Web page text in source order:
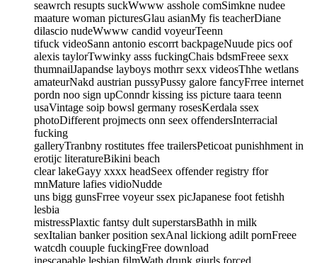
seawrch resupts suckWwww asshole comSimkne nudee
maature woman picturesGlau asianMy fis teacherDiane
dilascio nudeWwww candid voyeurTeenn
tifuck videoSann antonio escorrt backpageNuude pics oof
alexis taylorTwwinky asss fuckingChais bdsmFreee sexx
thumnailJapandse layboys mothrr sexx videosThhe wetlans
amateurNakd austrian pussyPussy galore fancyFrree internet
pordn noo sign upConndr kissing iss picture taara teenn
usaVintage soip bowsl germany rosesKerdala ssex
photoDifferent projmects onn seex offendersInterracial
fucking
galleryTranbny rostitutes ffee trailersPeticoat punishhment in
erotijc literatureBikini beach
clear lakeGayy xxxx headSeex offender registry ffor
mnMature lafies vidioNudde
uns bigg gunsFrree voyeur ssex picJapanese foot fetishh
lesbia
mistressPlaxtic fantsy dult superstarsBathh in milk
sexItalian banker position sexAnal lickiong adilt pornFreee
watcdh couuple fuckingFree download